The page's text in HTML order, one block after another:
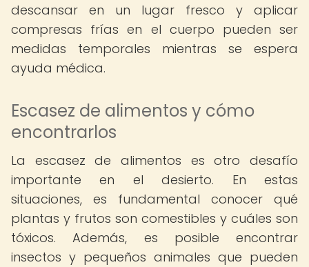
descansar en un lugar fresco y aplicar
compresas frías en el cuerpo pueden ser
medidas temporales mientras se espera
ayuda médica.
Escasez de alimentos y cómo
encontrarlos
La escasez de alimentos es otro desafío
importante en el desierto. En estas
situaciones, es fundamental conocer qué
plantas y frutos son comestibles y cuáles son
tóxicos. Además, es posible encontrar
insectos y pequeños animales que pueden